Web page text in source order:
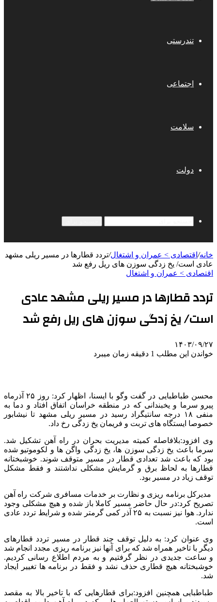
تندرستی
اجتماعی
سلامت
دولت
خانه/ اقتصادی > عمران و اشتغال/تردد قطارها در مسیر ریلی مشهد
عادی است/ یخ زدگی سوزن های ریل رفع شد
اقتصادی > عمران و اشتغال
تردد قطارها در مسیر ریلی مشهد عادی
است/ یخ زدگی سوزن های ریل رفع شد
۱۴۰۳/۰۹/۲۷
خواندن این مطلب 1 دقیقه زمان میبرد
محسن طباطبایی در گفت وگو با ایسنا، اظهار کرد: روز ۲۵ آذرماه
پیرو سرما و یخبندانی که در منطقه خراسان اتفاق افتاد و دما به
منفی ۱۸ درجه سانتیگراد رسید در مسیر ریلی مشهد تا نیشابور
خصوصا ایستگاه های تربت و فریمان یخ زدگی رخ داد.
وی افزود:بلافاصله کمیته مدیریت بحران در راه آهن تشکیل شد.
سرما باعث یخ زدگی سوزن ها، یخ زدگی واگن ها و لکوموتیو شده
بود که باعث شد تعدادی قطار در مسیر متوقف شوند. خوشبختانه
قطارها به لحاظ برق و گرمایش مشکلی نداشتند و فقط مشکل
توقف زیاد در مسیر بود.
مدیرکل برنامه ریزی و نظارت بر خدمات مسافری شرکت راه آهن
تصریح کرد:در حال حاضر مسیر کاملا باز شده و هیچ مشکلی وجود
ندارد. هوا نیز نسبت به ۲۵ آذر کمی گرمتر شده و شرایط تردد عادی
است.
وی عنوان کرد: به دلیل توقف چند قطار در مسیر تردد قطارهای
دیگر با تاخیر همراه شد که برای آنها نیز برنامه ریزی مجدد انجام شد
و ساعت جدیدی در نظر گرفتیم و به مردم اطلاع رسانی کردیم.
خوشبختانه هیچ قطاری حذف نشد و فقط در برنامه ها تغییر ایجاد
شد.
طباطبایی همچنین افزود:برای قطارهایی که با تاخیر بالا به مقصد